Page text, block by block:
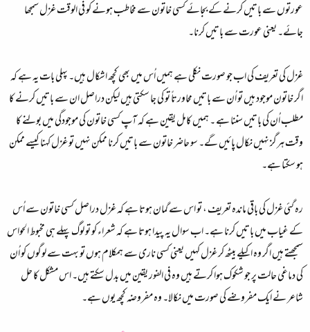
عورتوں سے باتیں کرنے کے بجائے کسی خاتون سے مخاطب ہونے کو فی الوقت غزل سمجھا
جائے۔ یعنی عورت سے باتیں کرنا۔
غزل کی تعریف کی اب جو صورت نکلی ہے ہمیں اُس میں بھی کچھ اشکال ہیں۔ پہلی بات یہ ہے کہ
اگر خاتون موجود ہیں تو اُن سے باتیں محاورتاً تو کی جا سکتی ہیں لیکن دراصل ان سے باتیں کرنے کا
مطلب اُن کی باتیں سننا ہے ۔ ہمیں کامل یقین ہے کہ آپ کسی خاتون کی موجودگی میں بولنے کا
وقت ہرگز نہیں نکال پائیں گے۔ سو حاضر خاتون سے باتیں کرنا ممکن نہیں تو غزل کہنا کیسے ممکن
ہو سکتا ہے۔
رہ گئی غزل کی باقی ماندہ تعریف ، تو اس سے گمان ہوتا ہے کہ غزل دراصل کسی خاتون سے اُس
کے غیاب میں باتیں کرنا ہے۔ اب سوال یہ پیدا ہوتا ہے کہ شعراء کو تو لوگ پہلے ہی مخبوط الحواس
سمجھتے ہیں اگر وہ اکیلے بیٹھ کر غزل کہیں یعنی کسی ناری سے ہمکلام ہوں تو بہت سے لوگوں کو اُن
کی دماغی حالت پر جو شکوک ہوا کرتے ہیں وہ فی الفور یقین میں بدل سکتے ہیں۔ اس مشکل کا حل
شاعر نے ایک مفروضے کی صورت میں نکالا۔ وہ مفروضہ کچھ یوں ہے۔